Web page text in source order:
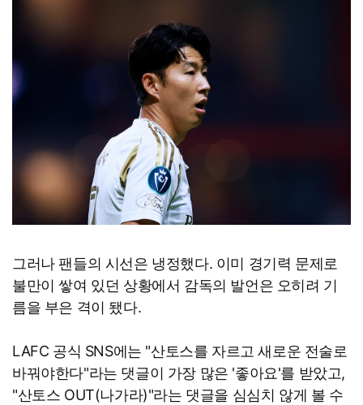
그러나 팬들의 시선은 냉정했다. 이미 경기력 문제로
불만이 쌓여 있던 상황에서 감독의 발언은 오히려 기
름을 부은 격이 됐다.
LAFC 공식 SNS에는 "산토스를 자르고 새로운 전술로
바꿔야한다"라는 댓글이 가장 많은 '좋아요'를 받았고,
"산토스 OUT(나가라)"라는 댓글을 심심치 않게 볼 수